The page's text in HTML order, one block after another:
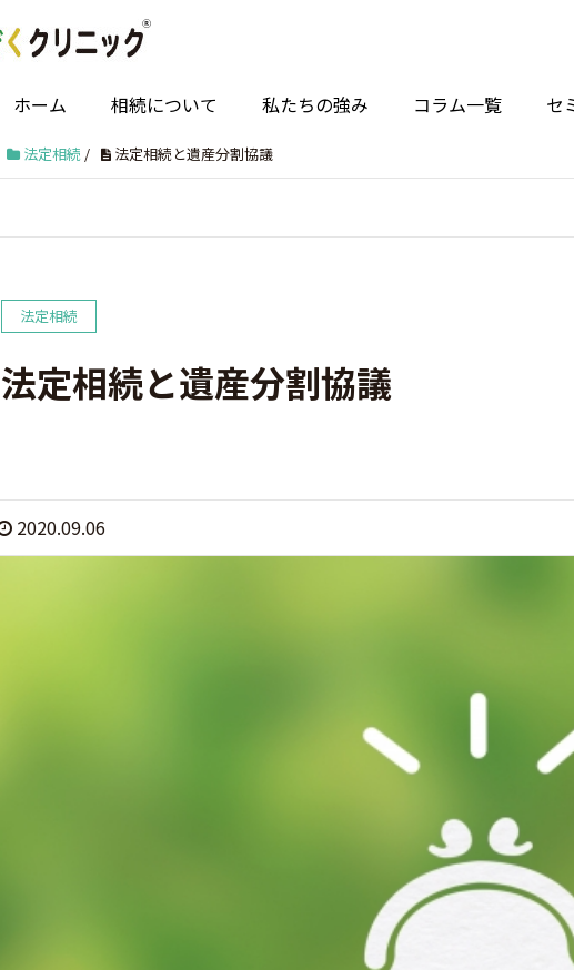
ホーム 相続について 私たちの強み コラム一覧 セ
法定相続 / 法定相続と遺産分割協議
法定相続
法定相続と遺産分割協議
2020.09.06